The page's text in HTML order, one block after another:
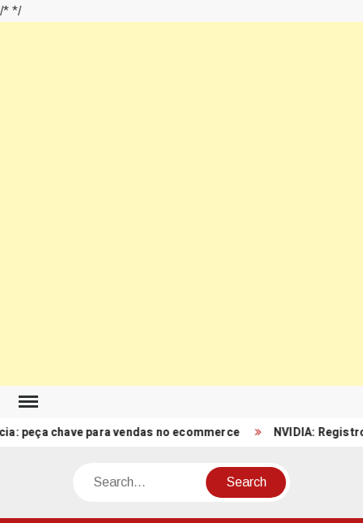
/* */
Skip
content
chave para vendas no ecommerce NVIDIA: Registro de
Search